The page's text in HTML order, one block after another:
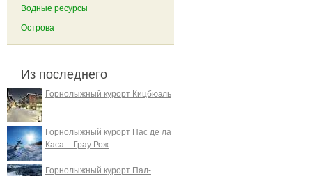
Водные ресурсы
Острова
Из последнего
Горнолыжный курорт Кицбюэль
Горнолыжный курорт Пас де ла
Каса – Грау Рож
Горнолыжный курорт Пал-